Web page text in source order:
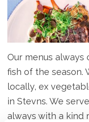
Our menus
fish of the season.
locally, ex
in Stevns. We
always with a kind